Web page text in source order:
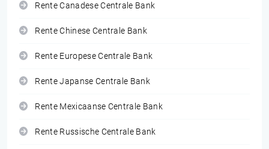
Rente Canadese Centrale Bank
Rente Chinese Centrale Bank
Rente Europese Centrale Bank
Rente Japanse Centrale Bank
Rente Mexicaanse Centrale Bank
Rente Russische Centrale Bank